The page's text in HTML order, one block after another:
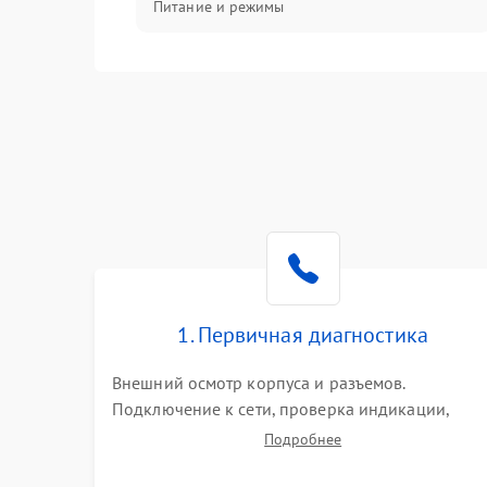
Питание и режимы
1. Первичная диагностика
Внешний осмотр корпуса и разъемов.
Подключение к сети, проверка индикации,
звуковых сигналов и кодов ошибок. Измерение
Подробнее